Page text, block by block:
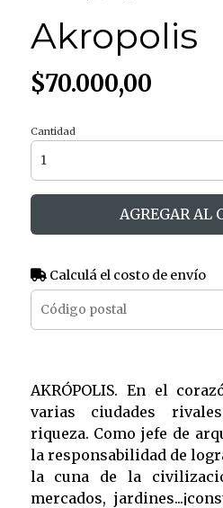
Akropolis
$70.000,00
Cantidad
AGREGAR AL
Calculá el costo de envío
AKRÓPOLIS. En el
varias ciudades
riqueza. Como jefe de
la responsabilidad de
la cuna de la
mercados,